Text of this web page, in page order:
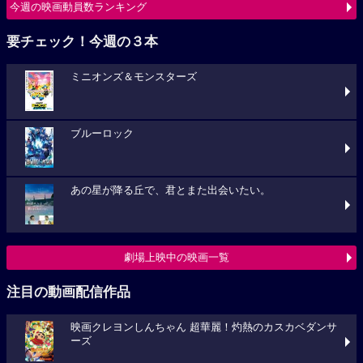
今週の映画動員数ランキング
要チェック！今週の３本
ミニオンズ＆モンスターズ
ブルーロック
あの星が降る丘で、君とまた出会いたい。
劇場上映中の映画一覧
注目の動画配信作品
映画クレヨンしんちゃん 超華麗！灼熱のカスカベダンサ
ーズ